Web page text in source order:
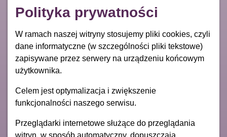
Polityka prywatności
W ramach naszej witryny stosujemy pliki cookies, czyli
dane informatyczne (w szczególności pliki tekstowe)
zapisywane przez serwery na urządzeniu końcowym
użytkownika.
Celem jest optymalizacja i zwiększenie
funkcjonalności naszego serwisu.
Przeglądarki internetowe służące do przeglądania
witryn, w sposób automatyczny, dopuszczają